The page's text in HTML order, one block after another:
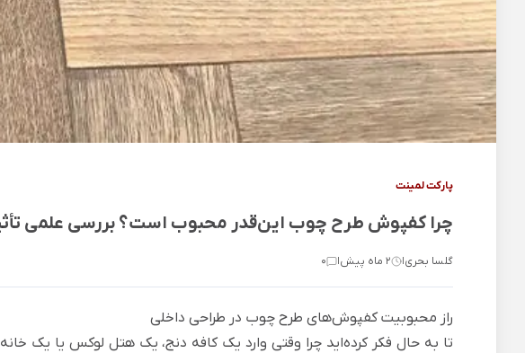
پارکت لمینت
چرا کفپوش طرح چوب این‌قدر محبوب است؟ بررسی علمی
گلسا بحری| 2 ماه پیش |
0
راز محبوبیت کفپوش‌های طرح چوب در طراحی داخلی
تا به حال فکر کرده‌اید چرا وقتی وارد یک کافه دنج، یک هتل لوکس یا یک